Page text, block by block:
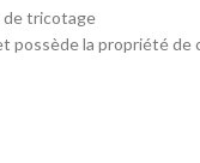
de tricotage
la propriété